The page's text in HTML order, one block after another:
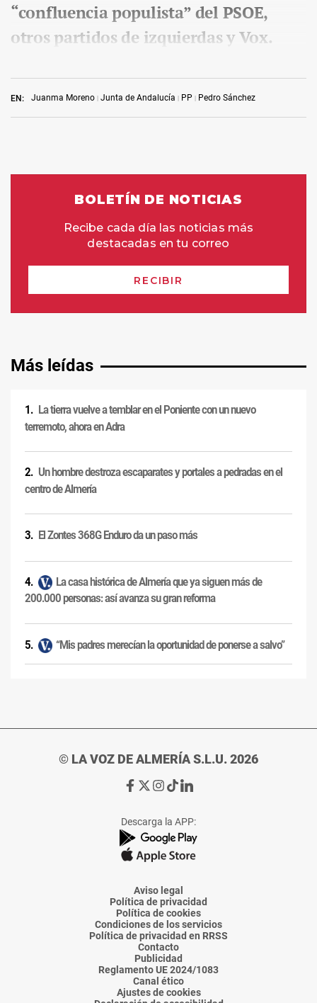
EN: Juanma Moreno Junta de Andalucía PP Pedro Sánchez
“confluencia populista” del PSOE,
otros partidos de izquierdas y Vox.
Más leídas
La tierra vuelve a temblar en el Poniente con un nuevo
terremoto, ahora en Adra
Un hombre destroza escaparates y portales a pedradas en el
centro de Almería
El Zontes 368G Enduro da un paso más
La casa histórica de Almería que ya siguen más de
200.000 personas: así avanza su gran reforma
“Mis padres merecían la oportunidad de ponerse a salvo”
© LA VOZ DE ALMERÍA S.L.U. 2026
Ir
de
La
Voz
Almería
Ir
de
La
Voz
Almería
Ir
de
La
Voz
Almería
Ir
de
La
Voz
Almería
Ir
de
La
Voz
Descarga la APP:
Aviso legal
Política de privacidad
Política de cookies
Condiciones de los servicios
Política de privacidad en RRSS
Contacto
Publicidad
Reglamento UE 2024/1083
Canal ético
Ajustes de cookies